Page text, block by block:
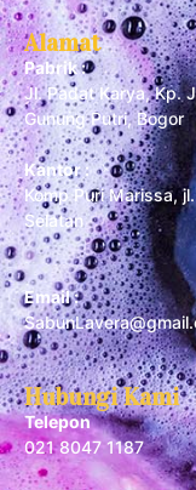
Alamat
Pabrik :
Jl. Padat Karya, Kp.
Gunung Putri, Bogor
Kantor :
Komp Puri Marissa,
Selatan
Email :
Hubungi Kami
Telepon
021 8047 1187